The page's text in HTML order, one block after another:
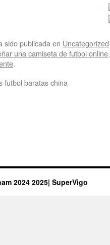
sido publicada en Uncategorized
una camiseta de futbol online,
.
futbol baratas china
2024 2025| SuperVigo